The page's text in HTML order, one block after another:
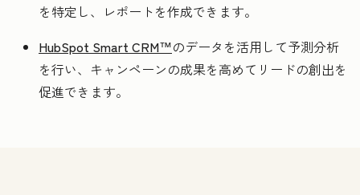
を特定し、レポートを作成できます。
HubSpot Smart CRM™のデータを活用して予測分析
を行い、キャンペーンの成果を高めてリードの創出を
促進できます。